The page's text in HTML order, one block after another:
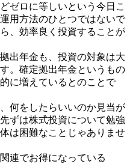
ゼロに等しいという今日こ
用方法のひとつではないで
、効率良く投資することが
出年金も、投資の対象は大
。確定拠出年金というもの
に増えているとのことで
何をしたらいいのか見当が
ずは株式投資について勉強
は困難なことじゃありませ
連でお得になっている